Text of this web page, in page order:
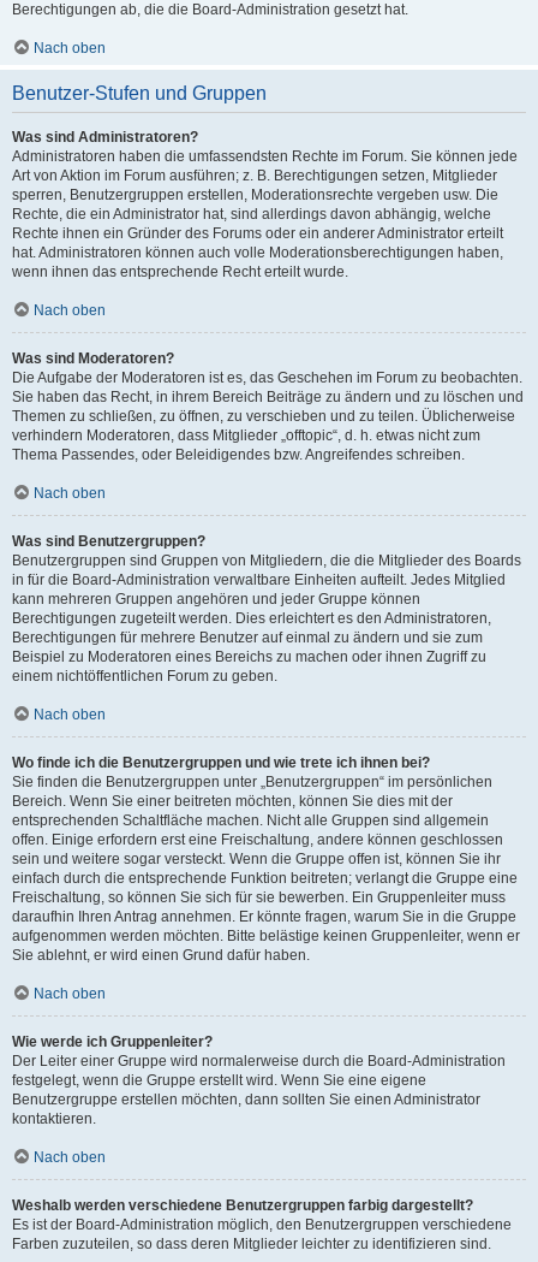
Berechtigungen ab, die die Board-Administration gesetzt hat.
Nach oben
Benutzer-Stufen und Gruppen
Was sind Administratoren?
Administratoren haben die umfassendsten Rechte im Forum. Sie können jede
Art von Aktion im Forum ausführen; z. B. Berechtigungen setzen, Mitglieder
sperren, Benutzergruppen erstellen, Moderationsrechte vergeben usw. Die
Rechte, die ein Administrator hat, sind allerdings davon abhängig, welche
Rechte ihnen ein Gründer des Forums oder ein anderer Administrator erteilt
hat. Administratoren können auch volle Moderationsberechtigungen haben,
wenn ihnen das entsprechende Recht erteilt wurde.
Nach oben
Was sind Moderatoren?
Die Aufgabe der Moderatoren ist es, das Geschehen im Forum zu beobachten.
Sie haben das Recht, in ihrem Bereich Beiträge zu ändern und zu löschen und
Themen zu schließen, zu öffnen, zu verschieben und zu teilen. Üblicherweise
verhindern Moderatoren, dass Mitglieder „offtopic“, d. h. etwas nicht zum
Thema Passendes, oder Beleidigendes bzw. Angreifendes schreiben.
Nach oben
Was sind Benutzergruppen?
Benutzergruppen sind Gruppen von Mitgliedern, die die Mitglieder des Boards
in für die Board-Administration verwaltbare Einheiten aufteilt. Jedes Mitglied
kann mehreren Gruppen angehören und jeder Gruppe können
Berechtigungen zugeteilt werden. Dies erleichtert es den Administratoren,
Berechtigungen für mehrere Benutzer auf einmal zu ändern und sie zum
Beispiel zu Moderatoren eines Bereichs zu machen oder ihnen Zugriff zu
einem nichtöffentlichen Forum zu geben.
Nach oben
Wo finde ich die Benutzergruppen und wie trete ich ihnen bei?
Sie finden die Benutzergruppen unter „Benutzergruppen“ im persönlichen
Bereich. Wenn Sie einer beitreten möchten, können Sie dies mit der
entsprechenden Schaltfläche machen. Nicht alle Gruppen sind allgemein
offen. Einige erfordern erst eine Freischaltung, andere können geschlossen
sein und weitere sogar versteckt. Wenn die Gruppe offen ist, können Sie ihr
einfach durch die entsprechende Funktion beitreten; verlangt die Gruppe eine
Freischaltung, so können Sie sich für sie bewerben. Ein Gruppenleiter muss
daraufhin Ihren Antrag annehmen. Er könnte fragen, warum Sie in die Gruppe
aufgenommen werden möchten. Bitte belästige keinen Gruppenleiter, wenn er
Sie ablehnt, er wird einen Grund dafür haben.
Nach oben
Wie werde ich Gruppenleiter?
Der Leiter einer Gruppe wird normalerweise durch die Board-Administration
festgelegt, wenn die Gruppe erstellt wird. Wenn Sie eine eigene
Benutzergruppe erstellen möchten, dann sollten Sie einen Administrator
kontaktieren.
Nach oben
Weshalb werden verschiedene Benutzergruppen farbig dargestellt?
Es ist der Board-Administration möglich, den Benutzergruppen verschiedene
Farben zuzuteilen, so dass deren Mitglieder leichter zu identifizieren sind.